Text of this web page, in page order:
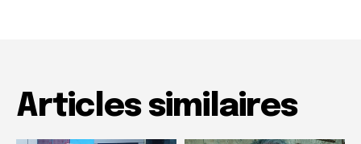
Articles similaires